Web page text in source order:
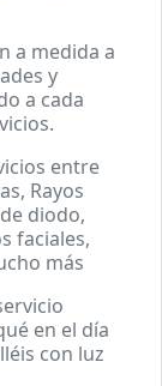
a medida a
y
a cada
entre
Rayos
diodo,
faciales,
más
en el día
con luz